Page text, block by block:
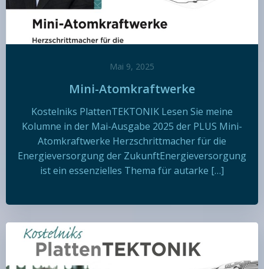
Mai 9, 2025
Mini-Atomkraftwerke
Kostelniks PlattenTEKTONIK Lesen Sie meine
Kolumne in der Mai-Ausgabe 2025 der PLUS Mini-
Atomkraftwerke Herzschrittmacher für die
Energieversorgung der ZukunftEnergieversorgung
ist ein essenzielles Thema für autarke […]